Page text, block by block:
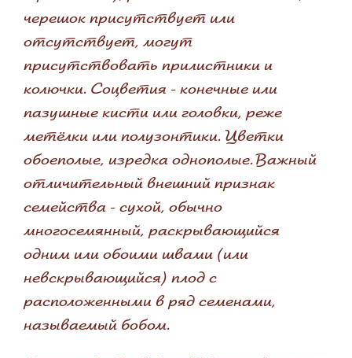
черешок присутствует или
отсутствует, могут
присутствовать прилистники и
колючки. Соцветия - конечные или
пазушные кисти или головки, реже
метёлки или полузонтики. Цветки
обоеполые, изредка однополые. Важный
отличительный внешний признак
семейства - сухой, обычно
многосемянный, раскрывающийся
одним или обоими швами (или
невскрывающийся) плод с
расположенными в ряд семенами,
называемый бобом.